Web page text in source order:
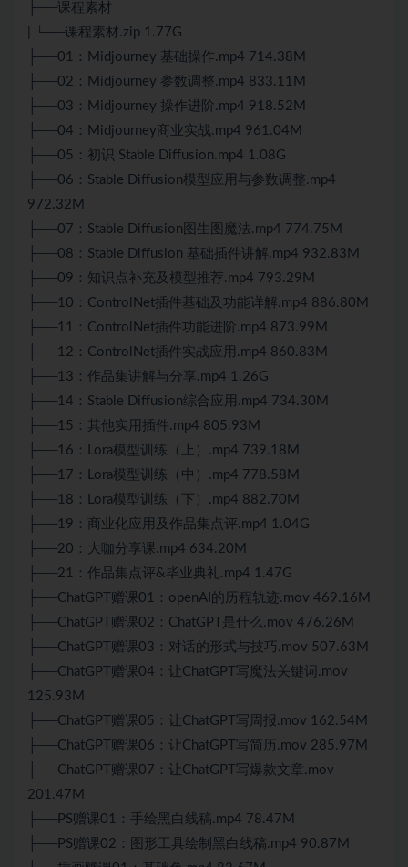
├──课程素材
| └──课程素材.zip 1.77G
├──01：Midjourney 基础操作.mp4 714.38M
├──02：Midjourney 参数调整.mp4 833.11M
├──03：Midjourney 操作进阶.mp4 918.52M
├──04：Midjourney商业实战.mp4 961.04M
├──05：初识 Stable Diffusion.mp4 1.08G
├──06：Stable Diffusion模型应用与参数调整.mp4
972.32M
├──07：Stable Diffusion图生图魔法.mp4 774.75M
├──08：Stable Diffusion 基础插件讲解.mp4 932.83M
├──09：知识点补充及模型推荐.mp4 793.29M
├──10：ControlNet插件基础及功能详解.mp4 886.80M
├──11：ControlNet插件功能进阶.mp4 873.99M
├──12：ControlNet插件实战应用.mp4 860.83M
├──13：作品集讲解与分享.mp4 1.26G
├──14：Stable Diffusion综合应用.mp4 734.30M
├──15：其他实用插件.mp4 805.93M
├──16：Lora模型训练（上）.mp4 739.18M
├──17：Lora模型训练（中）.mp4 778.58M
├──18：Lora模型训练（下）.mp4 882.70M
├──19：商业化应用及作品集点评.mp4 1.04G
├──20：大咖分享课.mp4 634.20M
├──21：作品集点评&毕业典礼.mp4 1.47G
├──ChatGPT 赠课01：openAI的历程轨迹.mov 469.16M
├──ChatGPT 赠课02：ChatGPT是什么.mov 476.26M
├──ChatGPT赠课03：对话的形式与技巧.mov 507.63M
├──ChatGPT赠课04：让ChatGPT写魔法关键词.mov
125.93M
├──ChatGPT赠课05：让ChatGPT写周报.mov 162.54M
├──ChatGPT赠课06：让ChatGPT写简历.mov 285.97M
├──ChatGPT赠课07：让ChatGPT写爆款文章.mov
201.47M
├──PS赠课01：手绘黑白线稿.mp4 78.47M
├──PS赠课02：图形工具绘制黑白线稿.mp4 90.87M